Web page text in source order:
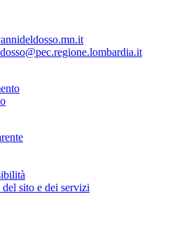
sito e dei servizi